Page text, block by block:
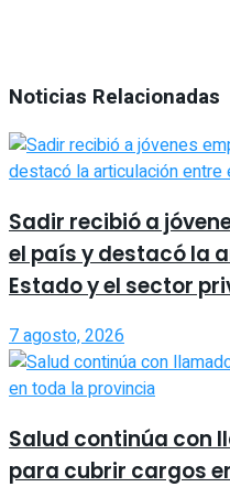
Noticias Relacionadas
Sadir recibió a
el país y destacó la
Estado y el sector
7 agosto, 2026
Salud continúa con
para cubrir cargos